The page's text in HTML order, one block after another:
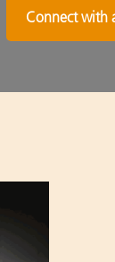
Connect with